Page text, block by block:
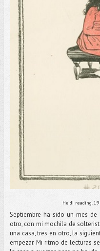
Heidi reading.
Septiembre ha sido un mes
otro, con mi mochila de
una casa, tres en otro, la
empezar. Mi ritmo de lecturas